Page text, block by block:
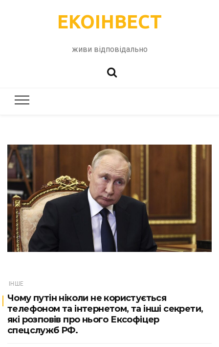
ЕКОІНВЕСТ
живи відповідально
ІНШЕ
Чому путін ніколи не користується
телефоном та інтернетом, та інші секрети,
які розповів про нього Ексофіцер
спецслужб РФ.